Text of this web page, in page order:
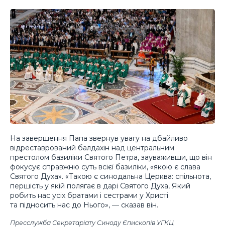
На завершення Папа звернув увагу на дбайливо
відреставрований балдахін над центральним
престолом базиліки Святого Петра, зауваживши, що він
фокусує справжню суть всієї базиліки, «якою є слава
Святого Духа». «Такою є синодальна Церква: спільнота,
першість у якій полягає в дарі Святого Духа, Який
робить нас усіх братами і сестрами у Христі
та підносить нас до Нього», — сказав він.
Пресслужба Секретаріату Синоду Єпископів УГКЦ